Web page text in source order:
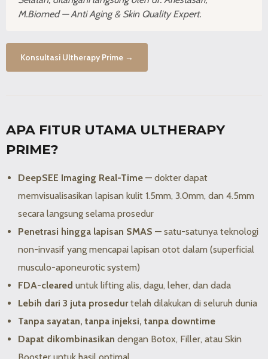
M.Biomed — Anti Aging & Skin Quality Expert.
Konsultasi Ultherapy Prime →
APA FITUR UTAMA ULTHERAPY
PRIME?
DeepSEE Imaging Real-Time — dokter dapat
memvisualisasikan lapisan kulit 1.5mm, 3.0mm, dan 4.5mm
secara langsung selama prosedur
Penetrasi hingga lapisan SMAS — satu-satunya teknologi
non-invasif yang mencapai lapisan otot dalam (superficial
musculo-aponeurotic system)
FDA-cleared untuk lifting alis, dagu, leher, dan dada
Lebih dari 3 juta prosedurtelah dilakukan di seluruh dunia
Tanpa sayatan, tanpa injeksi, tanpa downtime
Dapat dikombinasikan dengan Botox, Filler, atau Skin